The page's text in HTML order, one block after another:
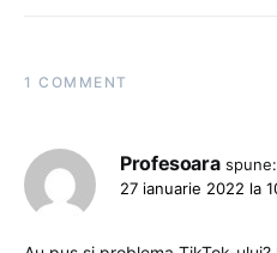
1 COMMENT
Profesoara spune:
27 ianuarie 2022 la